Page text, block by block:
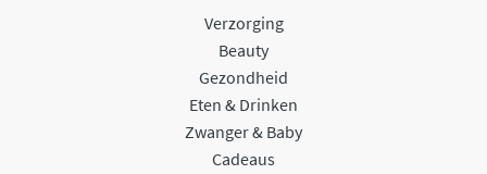
Verzorging
Beauty
Gezondheid
Eten & Drinken
Zwanger & Baby
Cadeaus